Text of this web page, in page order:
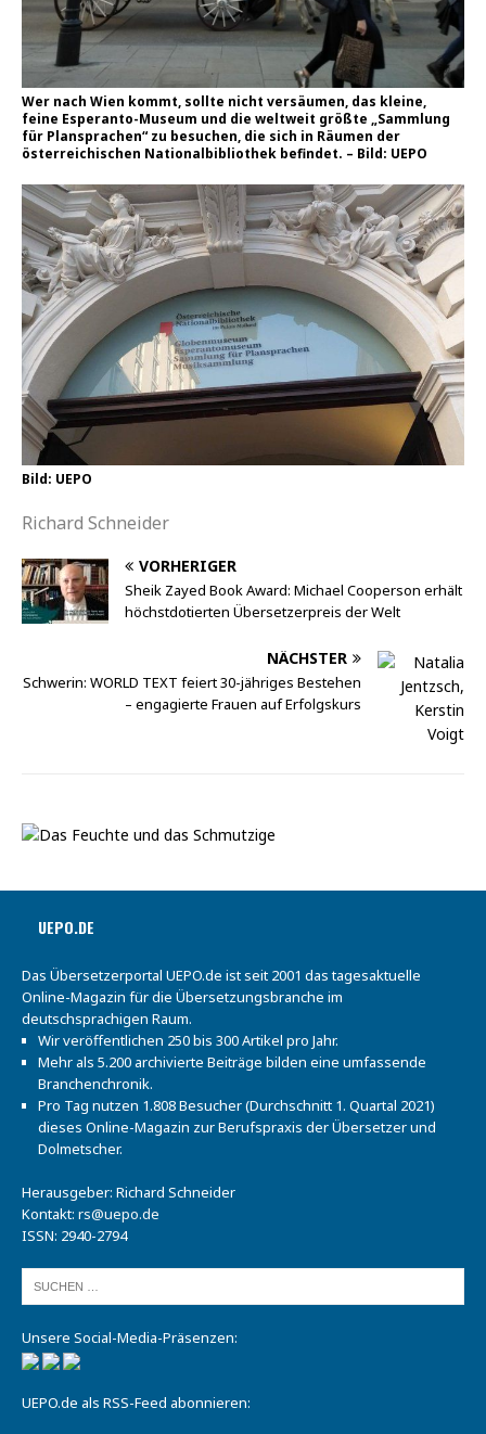
Wer nach Wien kommt, sollte nicht versäumen, das kleine,
feine Esperanto-Museum und die weltweit größte „Sammlung
für Plansprachen“ zu besuchen, die sich in Räumen der
österreichischen Nationalbibliothek befindet. – Bild: UEPO
Bild: UEPO
Richard Schneider
VORHERIGER
Sheik Zayed Book Award: Michael Cooperson erhält
höchstdotierten Übersetzerpreis der Welt
NÄCHSTER
Schwerin: WORLD TEXT feiert 30-jähriges Bestehen
– engagierte Frauen auf Erfolgskurs
UEPO.DE
Das Übersetzerportal UEPO.de ist seit 2001 das tagesaktuelle
Online-Magazin für die Übersetzungsbranche im
deutschsprachigen Raum.
Wir veröffentlichen 250 bis 300 Artikel pro Jahr.
Mehr als 5.200 archivierte Beiträge bilden eine umfassende
Branchenchronik.
Pro Tag nutzen 1.808 Besucher (Durchschnitt 1. Quartal 2021)
dieses Online-Magazin zur Berufspraxis der Übersetzer und
Dolmetscher.
Herausgeber: Richard Schneider
Kontakt: rs@uepo.de
ISSN: 2940-2794
Unsere Social-Media-Präsenzen:
UEPO.de als RSS-Feed abonnieren: